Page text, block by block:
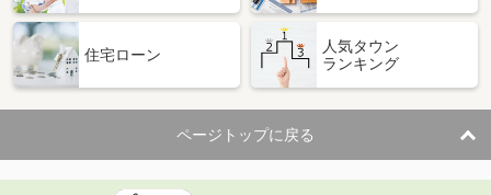
住宅ローン
人気タウン
ランキング
ページトップに戻る